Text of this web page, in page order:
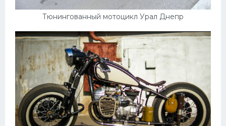
Тюнингованный мотоцикл Урал Днепр